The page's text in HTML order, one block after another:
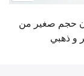
حجم صغير من
و ذهبي